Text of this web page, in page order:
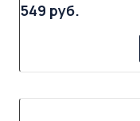
549 руб.